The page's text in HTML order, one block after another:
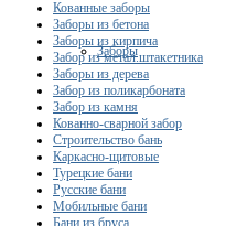
Заборы
Кованные заборы
Заборы из бетона
Заборы из кирпича
Забор из метал.штакетника
Заборы из дерева
Забор из поликарбоната
Забор из камня
Кованно-сварной забор
Строительство бань
Каркасно-щитовые
Турецкие бани
Русские бани
Мобильные бани
Бани из бруса